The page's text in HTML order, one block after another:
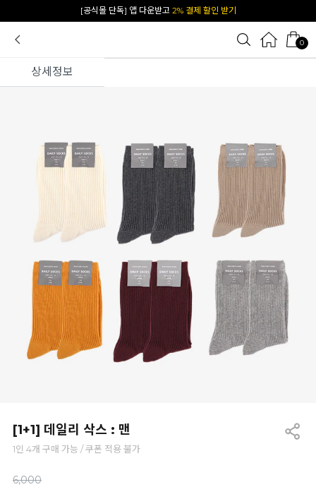
카카오 플친 추가하면1천원 즉시 할인 쿠폰
0
상세정보
[1+1] 데일리 삭스 : 맨
1인 4개 구매 가능 / 쿠폰 적용 불가
6,000